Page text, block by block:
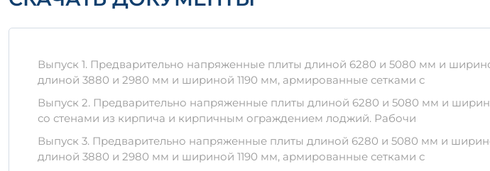
Преимущества использования
Плиты ПЛП 30-12 обладают рядом ключевых преимуществ:
Высокая прочность и устойчивость к механическим повреждениям.
Устойчивость к воздействию внешней среды.
Удобство в установке и эксплуатации.
Правила хранения и транспортировки
Для обеспечения долговечности и качества ПЛП 30-12 важно соблюдать
Выпуск 1. Предварительно напряженные плиты длиной 6280 и 5080 мм и
длиной 3880 и 2980 мм и шириной 1190 мм, армированные сетками с
Выпуск 2. Предварительно напряженные плиты длиной 6280 и 5080 мм и
со стенами из кирпича и кирпичным ограждением лоджий. Рабочи
Выпуск 3. Предварительно напряженные плиты длиной 6280 и 5080 мм и
длиной 3880 и 2980 мм и шириной 1190 мм, армированные сетками с